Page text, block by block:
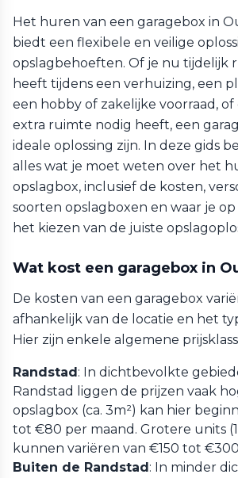
Het huren van een garagebox in
biedt een flexibele en veilige
opslagbehoeften. Of je nu tijdelijk
heeft tijdens een verhuizing, een
een hobby of zakelijke voorraad,
extra ruimte nodig heeft, een
ideale oplossing zijn. In deze gids
alles wat je moet weten over het
opslagbox, inclusief de kosten,
soorten opslagboxen en waar je
het kiezen van de juiste
Wat kost een garagebox in
De kosten van een garagebox
afhankelijk van de locatie en het
Hier zijn enkele algemene
Randstad: In dichtbevolkte
Randstad liggen de prijzen vaak
opslagbox (ca. 3m²) kan hier
tot €80 per maand. Grotere units
kunnen variëren van €150 tot
Buiten de Randstad: In minder